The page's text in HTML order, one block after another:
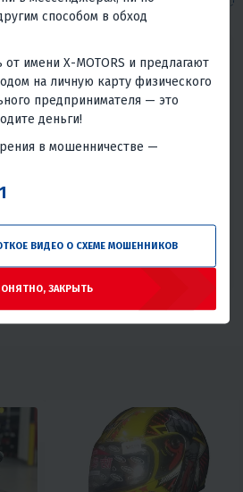
количестве общего числа
обращений в сервис с этим
Всего обращений в сервис
товара.
способом в обход
от имени X-MOTORS и предлагают
на личную карту физического
предпринимателя — это
деньги!
в мошенничестве —
ВИДЕО О СХЕМЕ МОШЕННИКОВ
ЗАКРЫТЬ